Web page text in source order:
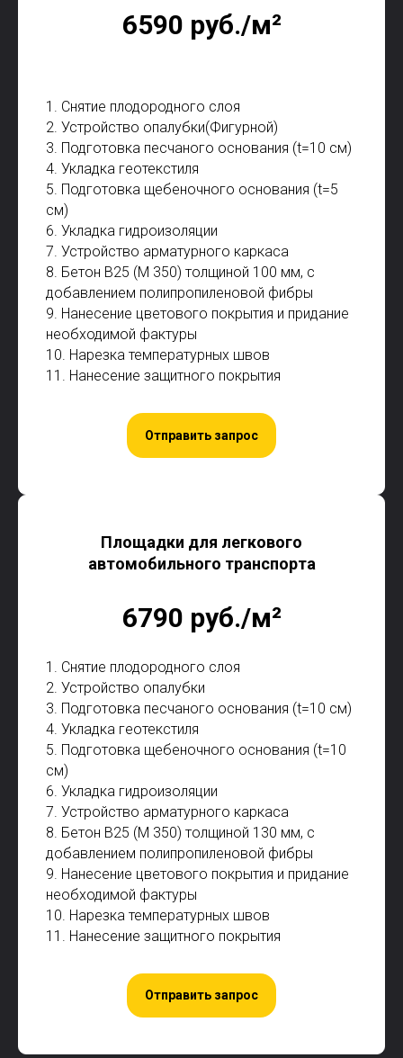
6590 руб./м²
1. Снятие плодородного слоя
2. Устройство опалубки(Фигурной)
3. Подготовка песчаного основания (t=10 см)
4. Укладка геотекстиля
5. Подготовка щебеночного основания (t=5
см)
6. Укладка гидроизоляции
7. Устройство арматурного каркаса
8. Бетон В25 (М 350) толщиной 100 мм, с
добавлением полипропиленовой фибры
9. Нанесение цветового покрытия и придание
необходимой фактуры
10. Нарезка температурных швов
11. Нанесение защитного покрытия
Отправить запрос
Площадки для легкового
автомобильного транспорта
6790 руб./м²
1. Снятие плодородного слоя
2. Устройство опалубки
3. Подготовка песчаного основания (t=10 см)
4. Укладка геотекстиля
5. Подготовка щебеночного основания (t=10
см)
6. Укладка гидроизоляции
7. Устройство арматурного каркаса
8. Бетон В25 (М 350) толщиной 130 мм, с
добавлением полипропиленовой фибры
9. Нанесение цветового покрытия и придание
необходимой фактуры
10. Нарезка температурных швов
11. Нанесение защитного покрытия
Отправить запрос